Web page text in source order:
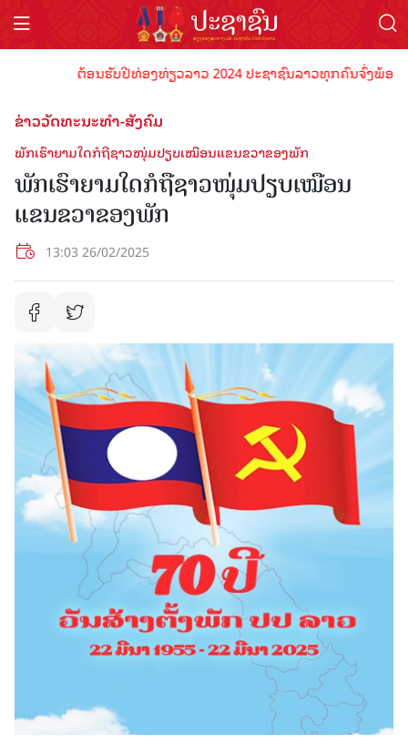
ຕ້ອນຮັບປີທ່ອງທ່ຽວລາວ 2024 ປະຊາຊົນລາວທຸກຄົນຈົ່ງພ້ອມເ
ຂ່າວວັດທະນະທຳ-ສັງຄົມ
ພັກເຮົາຍາມໃດກໍຖືຊາວໜຸ່ມປຽບເໝືອນແຂນຂວາຂອງພັກ
ພັກເຮົາຍາມໃດກໍຖືຊາວໜຸ່ມປຽບເໝືອນ
ແຂນຂວາຂອງພັກ
13:03 26/02/2025